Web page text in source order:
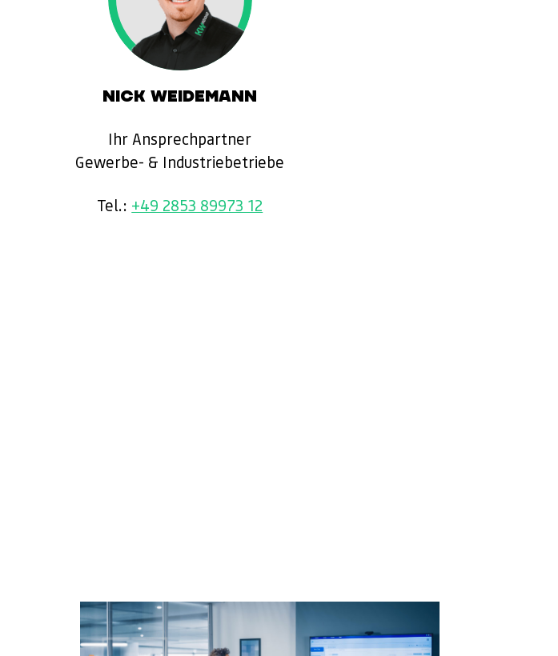
NICK WEIDEMANN
Ihr Ansprechpartner
Gewerbe- & Industriebetriebe
Tel.: +49 2853 89973 12